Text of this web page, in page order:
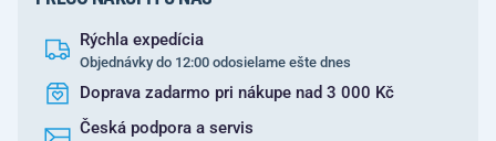
Rýchla expedícia
Objednávky do 12:00 odosielame ešte dnes
Doprava zadarmo pri nákupe nad 3 000 Kč
Česká podpora a servis